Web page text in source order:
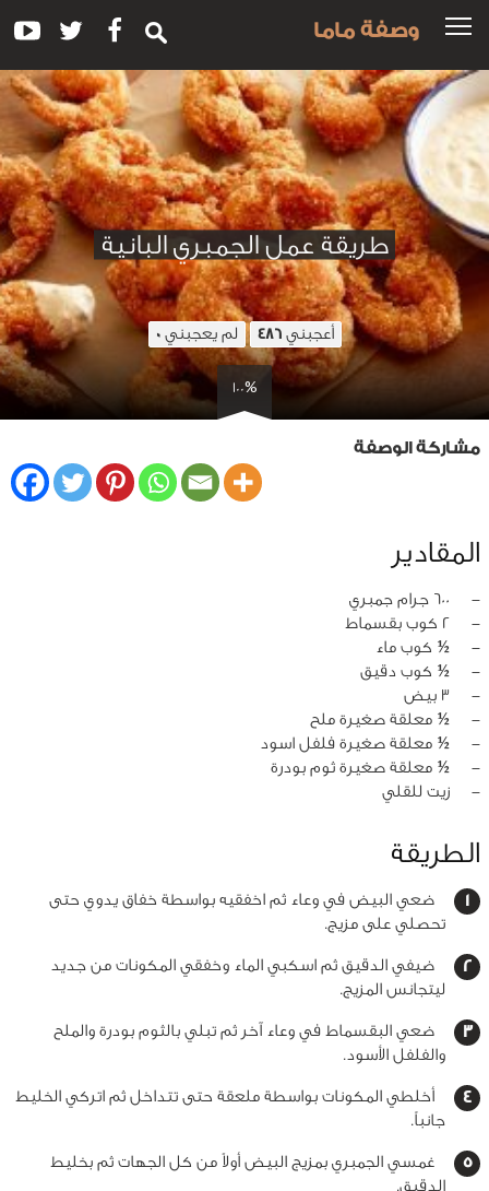
وصفة ماما
طريقة عمل الجمبري البانية
أعجبني486 لم يعجبني0
100%
مشاركة الوصفة
المقادير
‏-
600 جرام جمبري
‏-
2 كوب بقسماط
‏-
½ كوب ماء
‏-
½ كوب دقيق
‏-
3 بيض
‏-
½ معلقة صغيرة ملح
‏-
½ معلقة صغيرة فلفل اسود
‏-
½ معلقة صغيرة ثوم بودرة
‏-
زيت للقلي
الطريقة
ضعي البيض في وعاء ثم اخفقيه بواسطة خفاق يدوي حتى
تحصلي على مزيج.
ضيفي الدقيق ثم اسكبي الماء وخفقي المكونات من جديد
ليتجانس المزيج.
ضعي البقسماط في وعاء آخر ثم تبلي بالثوم بودرة والملح
والفلفل الأسود.
أخلطي المكونات بواسطة ملعقة حتى تتداخل ثم اتركي الخليط
جانباً.
غمسي الجمبري بمزيج البيض أولاً من كل الجهات ثم بخليط
الدقيق.